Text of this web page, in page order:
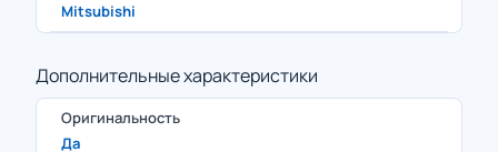
Mitsubishi
Дополнительные характеристики
Оригинальность
Да